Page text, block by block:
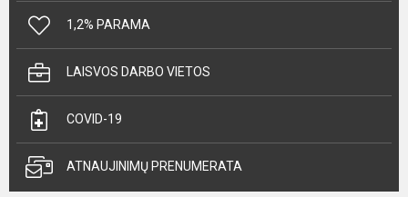
1,2% PARAMA
LAISVOS DARBO VIETOS
COVID-19
ATNAUJINIMŲ PRENUMERATA